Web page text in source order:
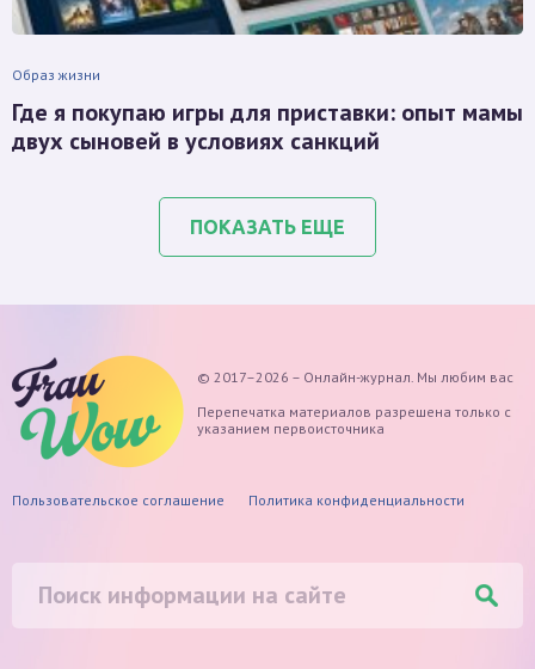
Образ жизни
Где я покупаю игры для приставки: опыт мамы
двух сыновей в условиях санкций
ПОКАЗАТЬ ЕЩЕ
© 2017–2026 – Онлайн-журнал. Мы любим вас
Перепечатка материалов разрешена только с
указанием первоисточника
Пользовательское соглашение Политика конфиденциальности